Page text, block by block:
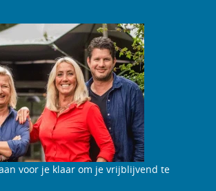
voor je klaar om je vrijblijvend te